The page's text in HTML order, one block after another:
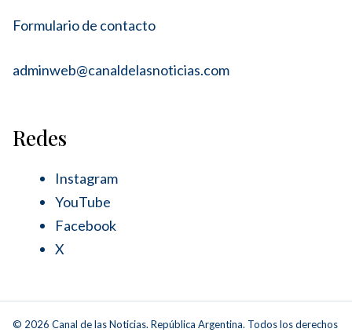
Formulario de contacto
adminweb@canaldelasnoticias.com
Redes
Instagram
YouTube
Facebook
X
© 2026 Canal de las Noticias. República Argentina. Todos los derechos